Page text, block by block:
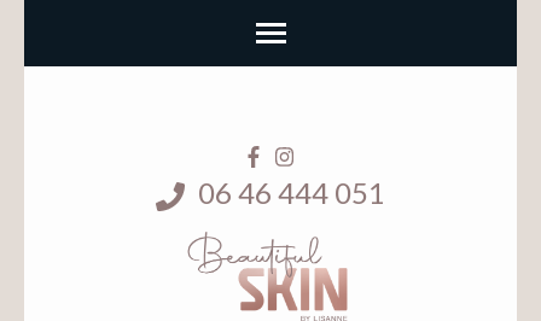
06 46 444 051